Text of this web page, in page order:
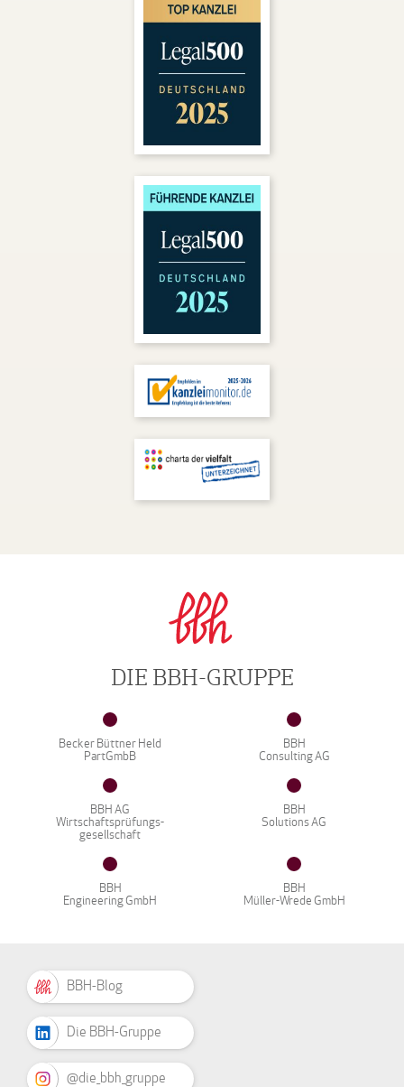
DIE BBH-GRUPPE
Becker Büttner Held
PartGmbB
BBH
Consulting AG
BBH AG
Wirtschaftsprüfungs-
gesellschaft
BBH
Solutions AG
BBH
Engineering GmbH
BBH
Müller-Wrede GmbH
BBH-Blog
Die BBH-Gruppe
@die_bbh_gruppe